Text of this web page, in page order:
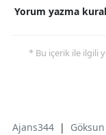
Yorum yazma
* Bu içerik ile ilgili
Ajans344 |